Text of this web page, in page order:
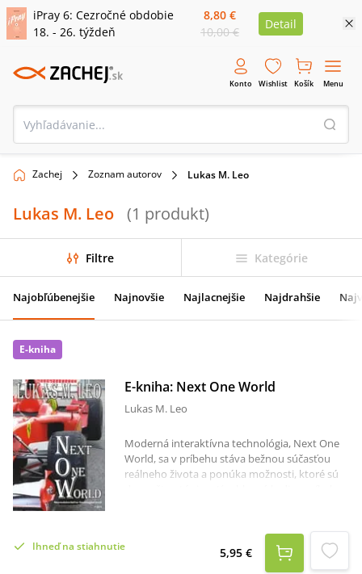
iPray 6: Cezročné obdobie
18. - 26. týždeň
8,80 €
10,00 €
Detail
Konto Wishlist Košík Menu
Zachej Zoznam autorov Lukas M. Leo
Lukas M. Leo (1 produkt)
Filtre Kategórie
Najobľúbenejšie Najnovšie Najlacnejšie Najdrahšie
E-kniha
E-kniha: Next One World
Lukas M. Leo
Moderná interaktívna technológia, Next One
World, sa v príbehu stáva bežnou súčasťou
reálneho života a ponúka možnosti, ktoré sú
udržať domácnosť. Sny a túžby si preto napĺňa
prostredníctvom interaktívneho sveta, kde sa,
okrem iného, stáva hviezdou formuly jeden
Ihneď na stiahnutie 5,95 €